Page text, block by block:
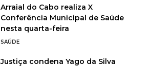
Arraial do Cabo realiza X
Conferência Municipal de Saúde
nesta quarta-feira
SAÚDE
Justiça condena Yago da Silva